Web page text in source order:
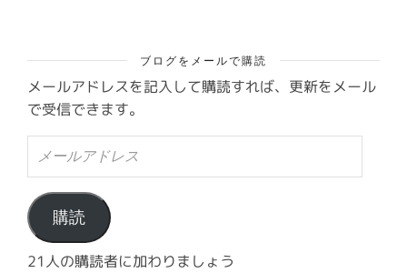
ブログをメールで購読
メールアドレスを記入して購読すれば、更新をメール
で受信できます。
ル
ア
ド
レ
ス
購読
21人の購読者に加わりましょう